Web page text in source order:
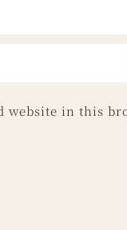
website in this